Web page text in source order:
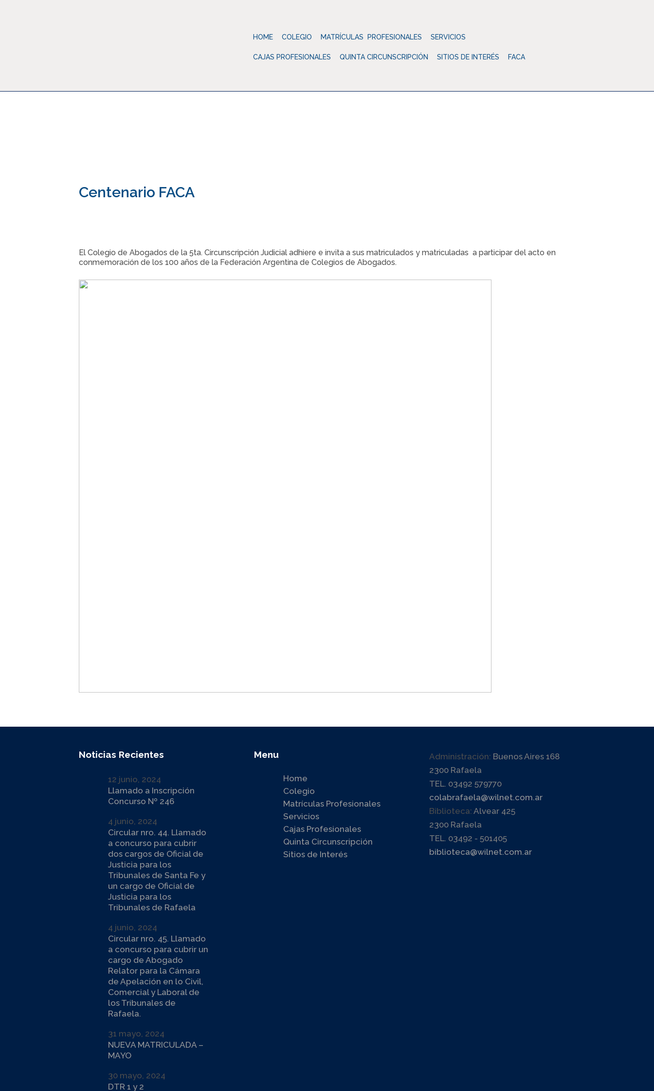
HOME COLEGIO MATRÍCULAS PROFESIONALES SERVICIOS
CAJAS PROFESIONALES QUINTA CIRCUNSCRIPCIÓN SITIOS DE INTERÉS FACA
Centenario FACA
El Colegio de Abogados de la 5ta. Circunscripción Judicial adhiere e invita a sus matriculados y matriculadas a participar del acto en
conmemoración de los 100 años de la Federación Argentina de Colegios de Abogados.
Noticias Recientes
12 junio, 2024
Llamado a Inscripción
Concurso Nº 246
4 junio, 2024
Circular nro. 44. Llamado
a concurso para cubrir
dos cargos de Oficial de
Justicia para los
Tribunales de Santa Fe y
un cargo de Oficial de
Justicia para los
Tribunales de Rafaela
4 junio, 2024
Circular nro. 45. Llamado
a concurso para cubrir un
cargo de Abogado
Relator para la Cámara
de Apelación en lo Civil,
Comercial y Laboral de
los Tribunales de
Rafaela.
31 mayo, 2024
NUEVA MATRICULADA –
MAYO
30 mayo, 2024
DTR 1 y 2
Menu
Home
Colegio
Matrículas Profesionales
Servicios
Cajas Profesionales
Quinta Circunscripción
Sitios de Interés
Administración: Buenos Aires 168
2300 Rafaela
TEL. 03492 579770
colabrafaela@wilnet.com.ar
Biblioteca: Alvear 425
2300 Rafaela
TEL. 03492 - 501405
biblioteca@wilnet.com.ar